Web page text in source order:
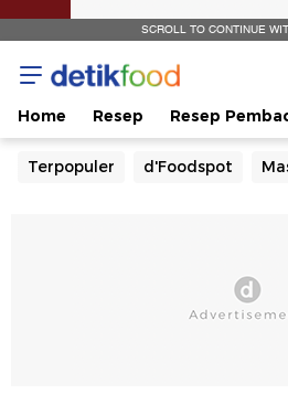
SCROLL TO CONTINUE
Home Resep Resep
Terpopuler d'Foodspot